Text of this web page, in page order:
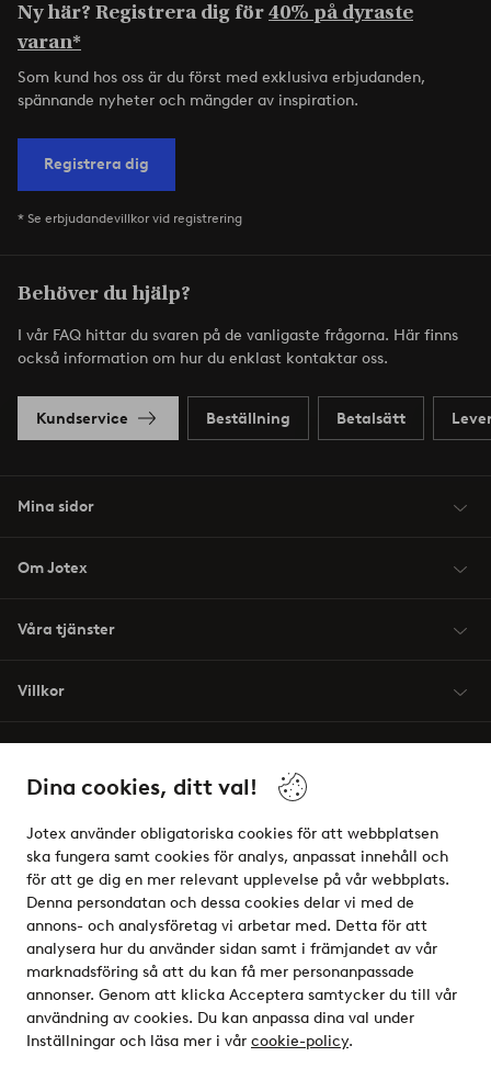
Dina cookies, ditt val!
Jotex använder obligatoriska cookies för att webbplatsen
ska fungera samt cookies för analys, anpassat innehåll och
för att ge dig en mer relevant upplevelse på vår webbplats.
Denna persondatan och dessa cookies delar vi med de
annons- och analysföretag vi arbetar med. Detta för att
analysera hur du använder sidan samt i främjandet av vår
marknadsföring så att du kan få mer personanpassade
annonser. Genom att klicka Acceptera samtycker du till vår
användning av cookies. Du kan anpassa dina val under
Inställningar och läsa mer i vår cookie-policy.
Ny här? Registrera dig för40% på dyraste
varan*
Som kund hos oss är du först med exklusiva erbjudanden,
spännande nyheter och mängder av inspiration.
Registrera dig
* Se erbjudandevillkor vid registrering
Behöver du hjälp?
I vår FAQ hittar du svaren på de vanligaste frågorna. Här finns
också information om hur du enklast kontaktar oss.
Kundservice Beställning Betalsätt
Mina sidor
Om Jotex
Våra tjänster
Villkor
Säkra betalningar - Betala direkt eller dela upp
Vill du veta mer om våra betalalternativ?
elpy